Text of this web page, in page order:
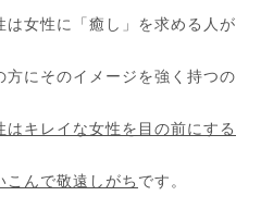
女性に「癒し」を求める人が
にそのイメージを強く持つの
はキレイな女性を目の前にする
こんで敬遠しがち です。